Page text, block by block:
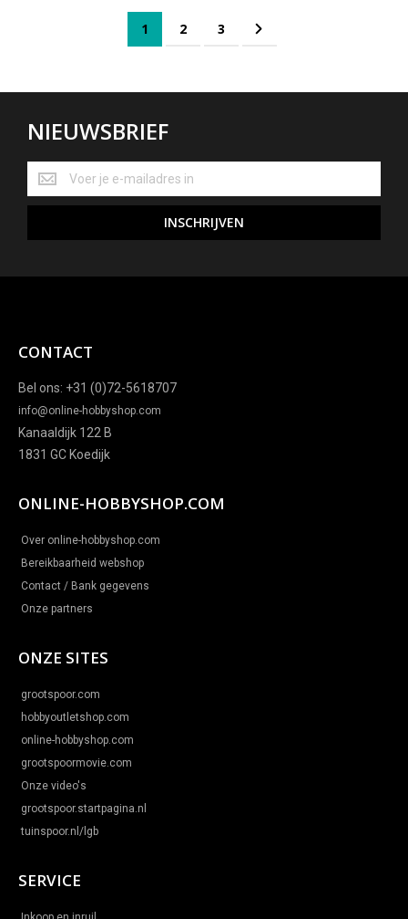
Je leest momenteel pagina
1 Pagina
2 Pagina
3 Pagina
Volgende
NIEUWSBRIEF
NIEUWSBRIEF
INSCHRIJVEN
CONTACT
Bel ons: +31 (0)72-5618707
info@online-hobbyshop.com
Kanaaldijk 122 B
1831 GC Koedijk
ONLINE-HOBBYSHOP.COM
Over online-hobbyshop.com
Bereikbaarheid webshop
Contact / Bank gegevens
Onze partners
ONZE SITES
grootspoor.com
hobbyoutletshop.com
online-hobbyshop.com
grootspoormovie.com
Onze video's
grootspoor.startpagina.nl
tuinspoor.nl/lgb
SERVICE